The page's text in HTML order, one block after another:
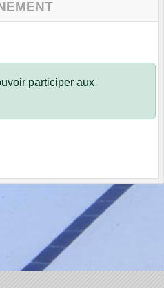
participer aux